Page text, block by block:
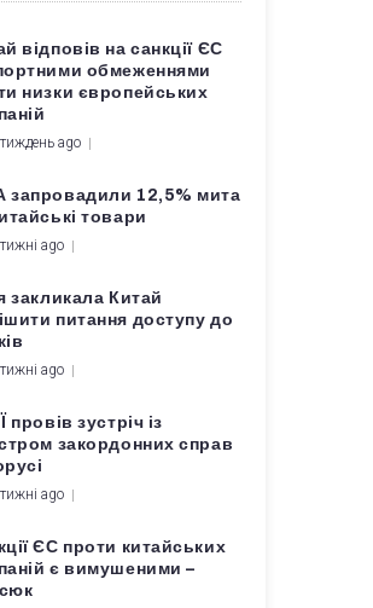
відповів на санкції ЄС
обмеженнями
низки європейських
ago
12,5% мита
товари
ago
закликала Китай
питання доступу до
ago
провів зустріч із
закордонних справ
ago
ЄС проти китайських
є вимушеними –